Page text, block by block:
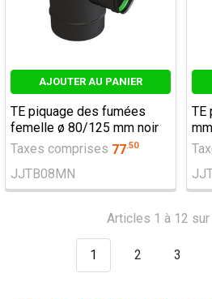
AJOUTER AU PANIER
TE piquage des fumées
femelle ø 80/125 mm noir
Taxes comprises 77.50
JJTB08MN
TE
Articles 1 à 12
1 2 3